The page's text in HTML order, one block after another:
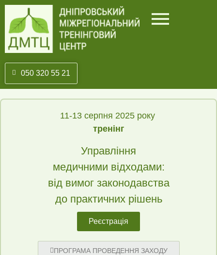
050 320 55 21
11-13 серпня 2025 року
тренінг
Управління
медичними відходами:
від вимог законодавства
до практичних рішень
Реєстрація
ПРОГРАМА ПРОВЕДЕННЯ ЗАХОДУ